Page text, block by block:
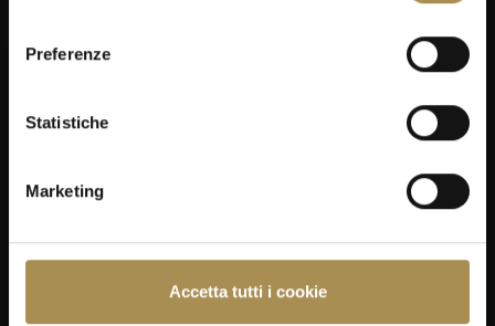
Preferenze
Statistiche
Marketing
Accetta tutti i cookie